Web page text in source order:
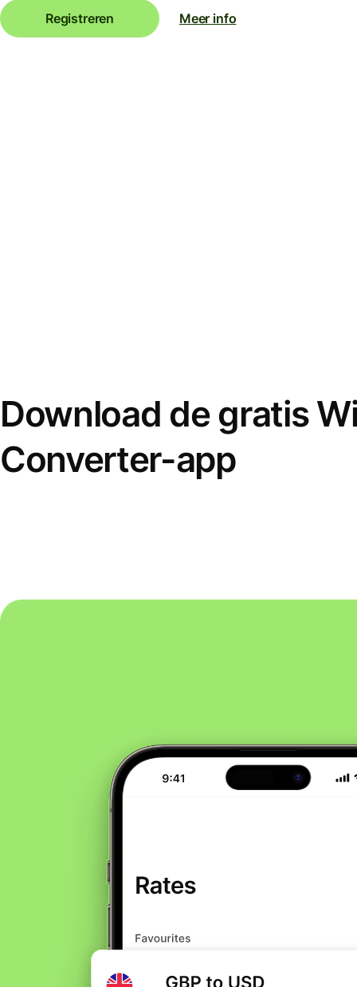
Registreren Meer info
Download de gratis
Converter-app